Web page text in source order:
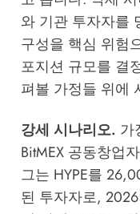
와 기관 투자자를
구성을 핵심 위험
포지션 규모를 결
펴볼 가정들 위에
강세 시나리오. 가
BitMEX 공동창업
그는 HYPE를
된 투자자로,